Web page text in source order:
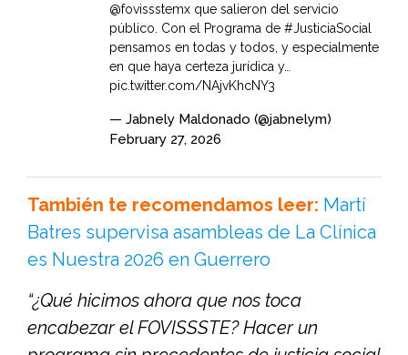
@fovissstemx que salieron del servicio
público. Con el Programa de #JusticiaSocial
pensamos en todas y todos, y especialmente
en que haya certeza jurídica y…
pic.twitter.com/NAjvKhcNY3
— Jabnely Maldonado (@jabnelym)
February 27, 2026
También te recomendamos leer: Martí
Batres supervisa asambleas de La Clínica
es Nuestra 2026 en Guerrero
“¿Qué hicimos ahora que nos toca
encabezar el FOVISSSTE? Hacer un